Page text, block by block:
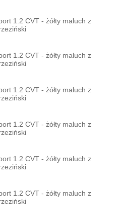
1.2 CVT - żółty maluch z
1.2 CVT - żółty maluch z
1.2 CVT - żółty maluch z
1.2 CVT - żółty maluch z
1.2 CVT - żółty maluch z
1.2 CVT - żółty maluch z